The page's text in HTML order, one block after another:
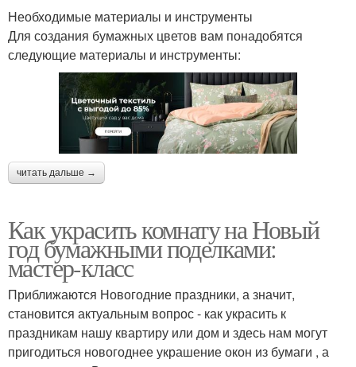
Необходимые материалы и инструменты
Для создания бумажных цветов вам понадобятся
следующие материалы и инструменты:
читать дальше →
Как украсить комнату на Новый
год бумажными поделками:
мастер-класс
Приближаются Новогодние праздники, а значит,
становится актуальным вопрос - как украсить к
праздникам нашу квартиру или дом и здесь нам могут
пригодиться новогоднее украшение окон из бумаги , а